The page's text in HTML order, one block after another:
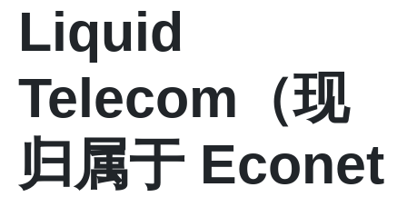
Liquid
Telecom（现
归属于 Econet